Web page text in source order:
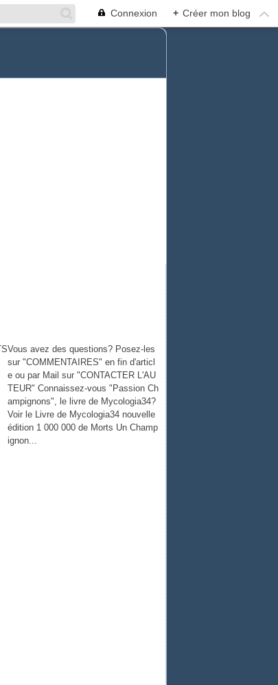
Connexion + Créer mon blog
Vous avez des questions? Posez-les
sur "COMMENTAIRES" en fin d'articl
e ou par Mail sur "CONTACTER L'AU
TEUR" Connaissez-vous "Passion Ch
ampignons", le livre de Mycologia34?
Voir le Livre de Mycologia34 nouvelle
édition 1 000 000 de Morts Un Champ
ignon...